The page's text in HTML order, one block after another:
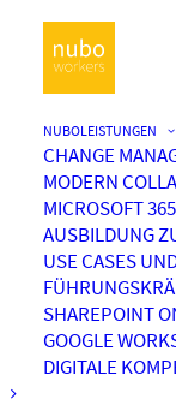
NUBOLEISTUNGEN
CHANGE
MODERN
MICROSOFT
AUSBILDUNG
USE CASES
SHAREPOINT
GOOGLE
DIGITALE